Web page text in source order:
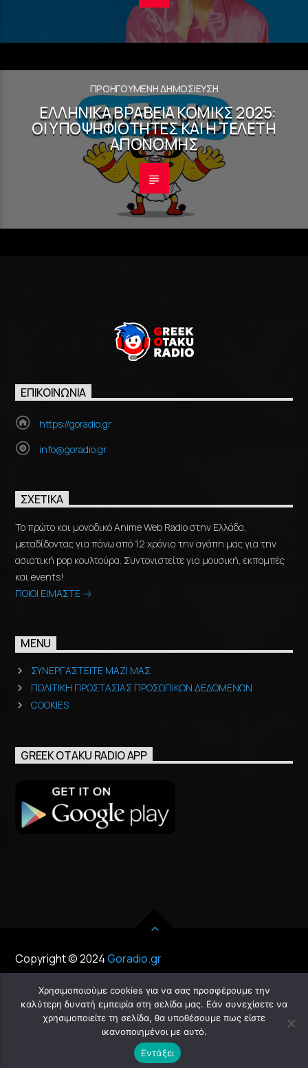
ΠΡΟΗΓΟΎΜΕΝΗ ΔΗΜΟΣΊΕΥΣΗ
ΕΛΛΗΝΙΚΆ ΒΡΑΒΕΊΑ ΚΌΜΙΚΣ 2025:
ΟΙ ΥΠΟΨΗΦΙΌΤΗΤΕΣ ΚΑΙ Η ΤΕΛΕΤΉ
ΑΠΟΝΟΜΉΣ
ΕΠΙΚΟΙΝΩΝΊΑ
https://goradio.gr
info@goradio.gr
ΣΧΕΤΙΚΆ
Το πρώτο και μοναδικό Anime Web Radio στην Ελλάδα,
μεταδίδοντας για πάνω από 12 χρόνια την αγάπη μας για την
ασιατική pop κουλτούρα. Συντονιστείτε για μουσική, εκπομπές
και events!
ΠΟΙΟΙ ΕΙΜΑΣΤΕ
MENU
ΣΥΝΕΡΓΑΣΤΕΙΤΕ ΜΑΖΙ ΜΑΣ
ΠΟΛΙΤΙΚΗ ΠΡΟΣΤΑΣΙΑΣ ΠΡΟΣΩΠΙΚΩΝ ΔΕΔΟΜΕΝΩΝ
COOKIES
GREEK OTAKU RADIO APP
Copyright © 2024Goradio.gr
Chat
Χρησιμοποιούμε cookies για να σας προσφέρουμε την
καλύτερη δυνατή εμπειρία στη σελίδα μας. Εάν συνεχίσετε να
χρησιμοποιείτε τη σελίδα, θα υποθέσουμε πως είστε
ικανοποιημένοι με αυτό.
Εντάξει